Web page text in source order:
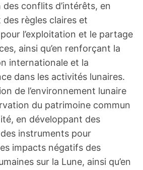
conflits d’intérêts, en
des règles claires et
l’exploitation et le partage
ainsi qu’en renforçant la
internationale et la
dans les activités lunaires.
de l’environnement lunaire
du patrimoine commun
en développant des
instruments pour
impacts négatifs des
sur la Lune, ainsi qu’en